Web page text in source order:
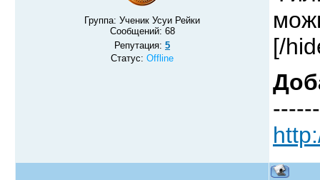
Группа: Ученик Усуи Рейки
Сообщений: 68
Репутация: 5
Статус: Offline
[/